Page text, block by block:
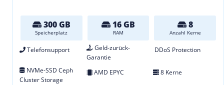
300 GB
Speicherplatz
16 GB
RAM
8
Anzahl Kerne
Telefonsupport
Geld-zurück-
Garantie
DDoS Protection
NVMe-SSD Ceph
Cluster Storage
AMD EPYC 8 Kerne